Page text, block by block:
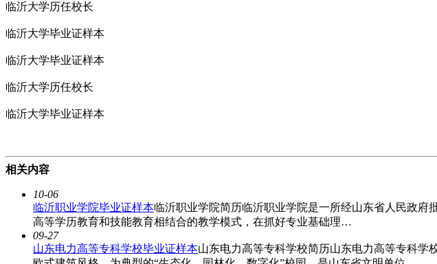
临沂大学历任校长
临沂大学毕业证样本
临沂大学毕业证样本
临沂大学历任校长
临沂大学毕业证样本
相关内容
10-06
临沂职业学院毕业证样本临沂职业学院简历临沂职业学院是一所经山东省人民政府
高等学历教育和技能教育相结合的教学模式，在抓好专业基础理…
09-27
山东电力高等专科学校毕业证样本山东电力高等专科学校简历山东电力高等专科学